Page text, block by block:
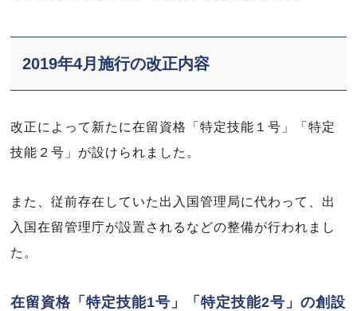
2019年4月施行の改正内容
改正によって新たに在留資格「特定技能１号」「特定
技能２号」が設けられました。
また、従前存在していた出入国管理局に代わって、出
入国在留管理庁が設置されるなどの整備が行われまし
た。
在留資格「特定技能1号」「特定技能2号」の創設